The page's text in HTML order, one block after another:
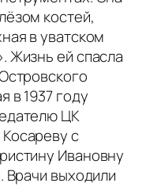
костей,
в уватском
Жизнь ей спасла
в 1937 году
ЦК
с
Ивановну
Врачи выходили